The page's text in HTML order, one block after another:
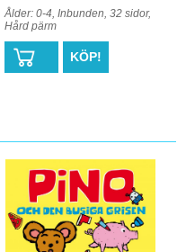
Ålder: 0-4, Inbunden, 32 sidor,
Hård pärm
KÖP!